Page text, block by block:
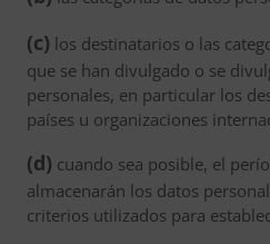
(c) los destinatarios o las
que se han divulgado o se
personales, en particular los
países u organizaciones
(d) cuando sea posible, el
almacenarán los datos
criterios utilizados para